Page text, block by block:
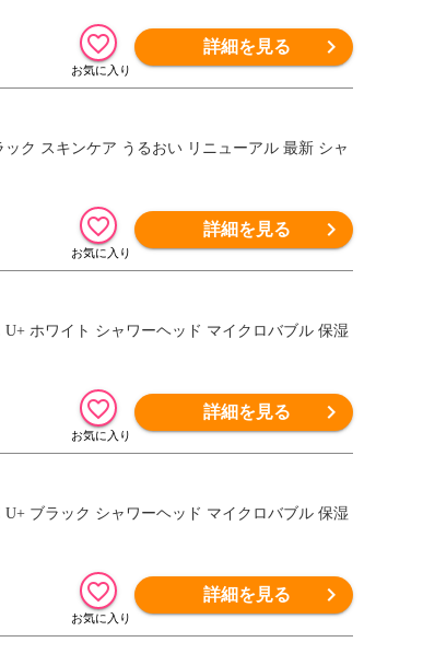
詳細を見る
詳細を見る
詳細を見る
詳細を見る